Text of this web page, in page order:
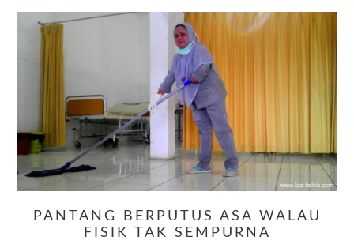
PANTANG BERPUTUS ASA WALAU
FISIK TAK SEMPURNA